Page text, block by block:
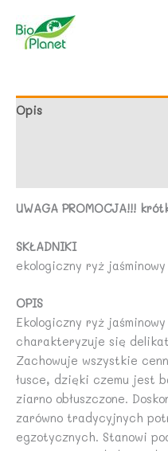
Opis
UWAGA PROMOCJA!!!
SKŁADNIKI
ekologiczny ryż
OPIS
Ekologiczny ryż
charakteryzuje się
Zachowuje wszystkie
łusce, dzięki czemu jest
ziarno obłuszczone.
zarówno tradycyjnych
egzotycznych. Stanowi